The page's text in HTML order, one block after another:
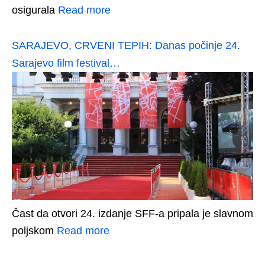
osigurala Read more
SARAJEVO, CRVENI TEPIH: Danas počinje 24.
Sarajevo film festival…
Čast da otvori 24. izdanje SFF-a pripala je slavnom
poljskom Read more